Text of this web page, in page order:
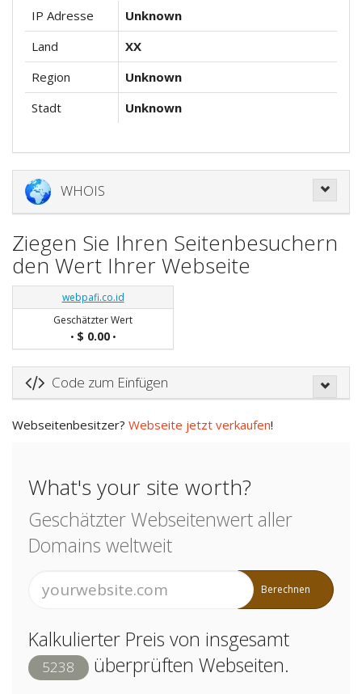
IP Adresse
Unknown
Land
XX
Region
Unknown
Stadt
Unknown
WHOIS
Ziegen Sie Ihren Seitenbesuchern
den Wert Ihrer Webseite
webpafi.co.id
Geschätzter Wert
• $ 0.00•
Code zum Einfügen
Webseitenbesitzer? Webseite jetzt verkaufen!
What's your site worth?
Geschätzter Webseitenwert aller
Domains weltweit
Berechnen
Kalkulierter Preis von insgesamt
5238 überprüften Webseiten.